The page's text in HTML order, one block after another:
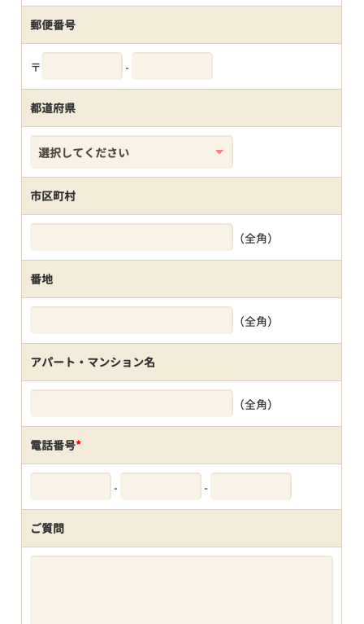
郵便番号
〒 -
都道府県
市区町村
（全角）
番地
（全角）
アパート・マンション名
（全角）
電話番号*
- -
ご質問